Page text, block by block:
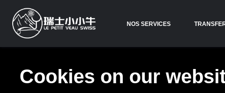
NOS SERVICES
Cookies on our